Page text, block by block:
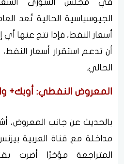
في مجلس الشورى
الجيوسياسية الحالية تُعد
أسعار النفط، فإذا نتج عنها
أن تدعم استقرار أسعار
الحالي.
المعروض النفطي: أوبك+
بالحديث عن جانب المعروض،
مداخلة مع قناة العربية
المتراجعة مؤخرًا أضرت